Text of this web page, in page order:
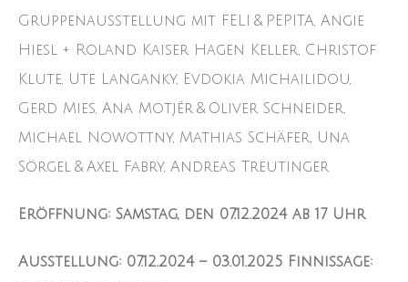
Gruppenausstellung mit FELI & PEPITA, Angie
Hiesl + Roland Kaiser Hagen Keller, Christof
Klute, Ute Langanky, Evdokia Michailidou,
Gerd Mies, Ana Motjér & Oliver Schneider,
Michael Nowottny, Mathias Schäfer, Una
Sörgel & Axel Fabry, Andreas Treutinger
Eröffnung: Samstag, den 07.12.2024 ab 17 Uhr
Ausstellung: 07.12.2024 – 03.01.2025 Finnissage: